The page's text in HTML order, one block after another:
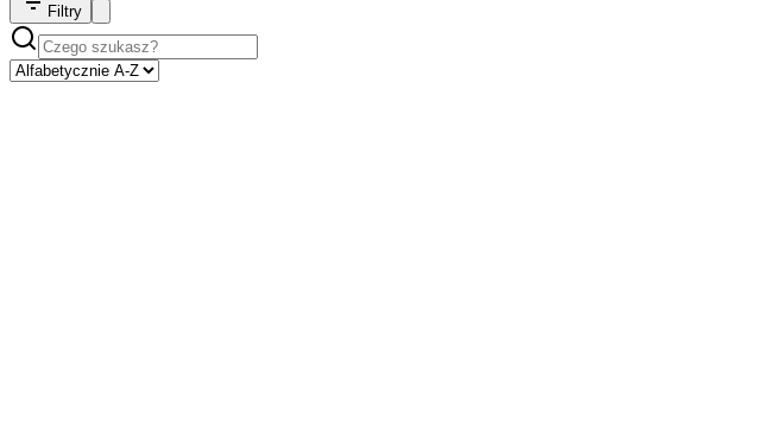
Filtry